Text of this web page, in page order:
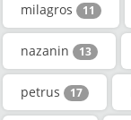
milagros 11
nazanin 13
petrus 17